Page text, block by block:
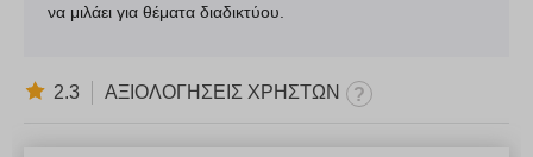
να μιλάει για θέματα διαδικτύου.
2.3 ΑΞΙΟΛΟΓΗΣΕΙΣ ΧΡΗΣΤΩΝ